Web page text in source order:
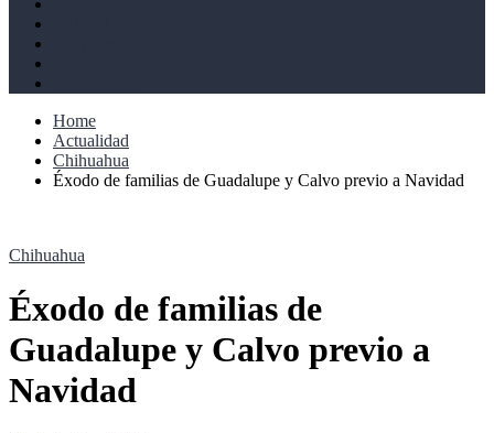
Home
Actualidad
Chihuahua
Éxodo de familias de Guadalupe y Calvo previo a Navidad
Chihuahua
Éxodo de familias de
Guadalupe y Calvo previo a
Navidad